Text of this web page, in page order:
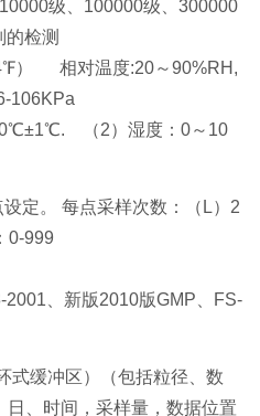
级、100000级、300000
检测
） 相对温度:20～90%RH,
106KPa
（2）湿度：0～10
定。 每点采样次数：（L）2
0-999
2001、新版2010版GMP、FS-
式缓冲区）（包括粒径、数
、时间，采样量，数据位置